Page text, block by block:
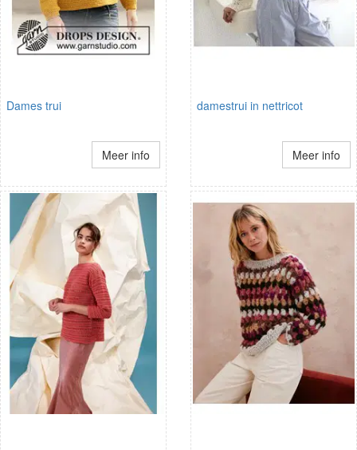
Dames trui
Meer info
damestrui in nettricot
Meer info